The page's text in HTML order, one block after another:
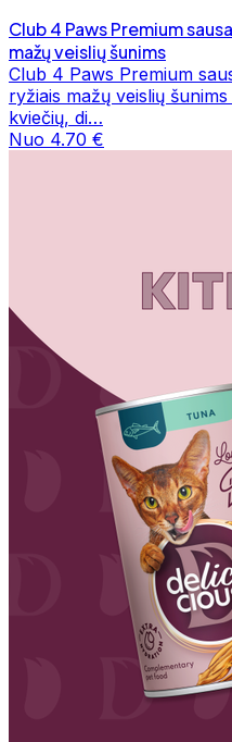
Club 4 Paws Premium
mažų veislių šunims
Club 4 Paws Premium
ryžiais mažų veislių
kviečių, di…
Nuo 4.70 €